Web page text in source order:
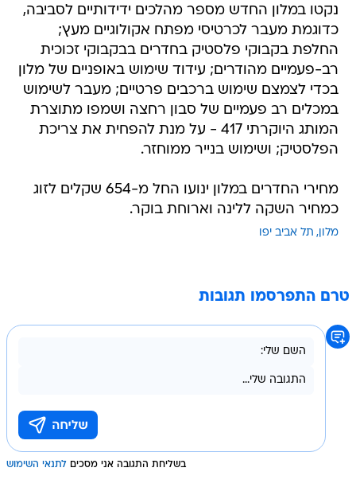
נקטו במלון החדש מספר מהלכים ידידותיים לסביבה,
כדוגמת מעבר לכרטיסי מפתח אקולוגיים מעץ;
החלפת בקבוקי פלסטיק בחדרים בבקבוקי זכוכית
רב-פעמיים מהודרים; עידוד שימוש באופניים של מלון
בכדי לצמצם שימוש ברכבים פרטיים; מעבר לשימוש
במכלים רב פעמיים של סבון רחצה ושמפו מתוצרת
המותג היוקרתי 417 - על מנת להפחית את צריכת
הפלסטיק; ושימוש בנייר ממוחזר.
מחירי החדרים במלון ינועו החל מ-654 שקלים לזוג
כמחיר השקה ללינה וארוחת בוקר.
מלון תל אביב יפו
טרם התפרסמו תגובות
בשליחת התגובה אני מסכים לתנאי השימוש